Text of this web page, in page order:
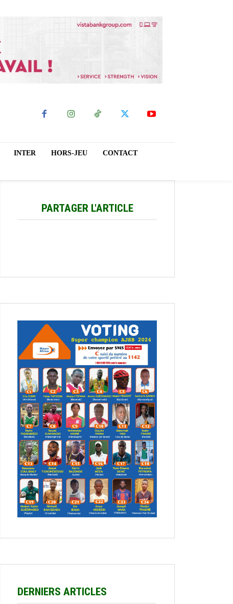
INTER HORS-JEU CONTACT
PARTAGER L'ARTICLE
DERNIERS ARTICLES